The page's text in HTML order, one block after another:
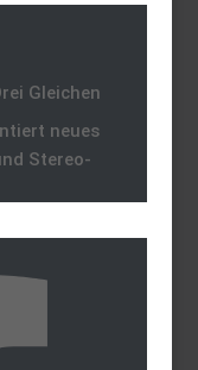
Gleichen
neues
Stereo-